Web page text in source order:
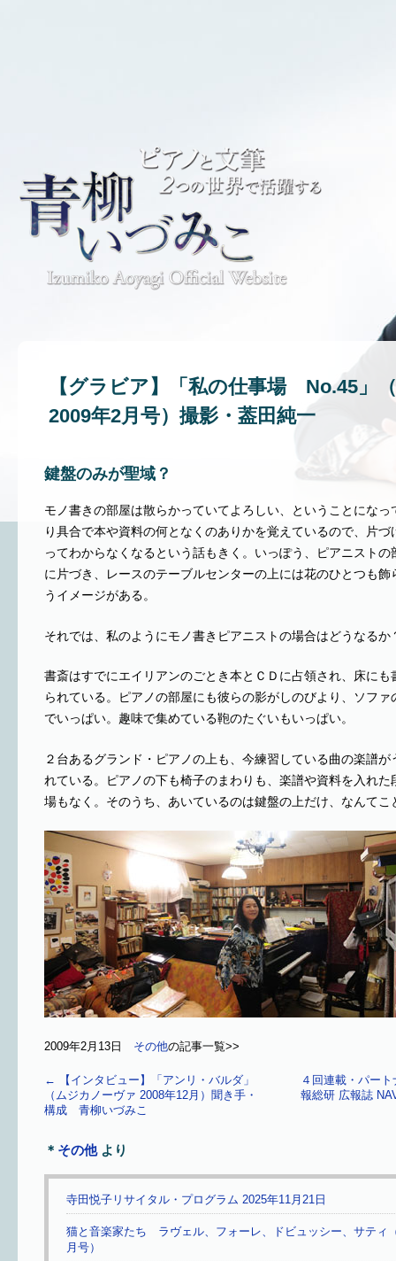
【グラビア】「私の仕事場 No.45」
2009年2月号）撮影・葢田純一
鍵盤のみが聖域？
モノ書きの部屋は散らかっていてよろしい、ということになっ
り具合で本や資料の何となくのありかを覚えているので、片
ってわからなくなるという話もきく。いっぽう、ピアニスト
に片づき、レースのテーブルセンターの上には花のひとつも飾
うイメージがある。
それでは、私のようにモノ書きピアニストの場合はどうなる
書斎はすでにエイリアンのごとき本とＣＤに占領され、床にも
られている。ピアノの部屋にも彼らの影がしのびより、ソフ
でいっぱい。趣味で集めている鞄のたぐいもいっぱい。
２台あるグランド・ピアノの上も、今練習している曲の楽譜
れている。ピアノの下も椅子のまわりも、楽譜や資料を入れた
場もなく。そのうち、あいているのは鍵盤の上だけ、なんてこ
2009年2月13日 その他の記事一覧>>
←
【インタビュー】「アンリ・バルダ」
（ムジカノーヴァ 2008年12月）聞き手・
構成 青柳いづみこ
４回連載・パー
報総研 広報誌
＊ その他より
寺田悦子リサイタル・プログラム 2025年11月21日
猫と音楽家たち ラヴェル、フォーレ、ドビュッシー、サティ
月号）